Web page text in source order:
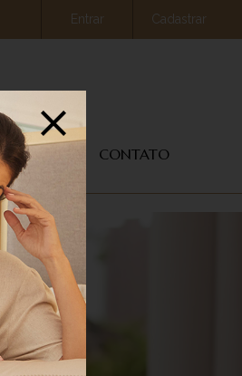
Entrar Cadastrar
CONTATO